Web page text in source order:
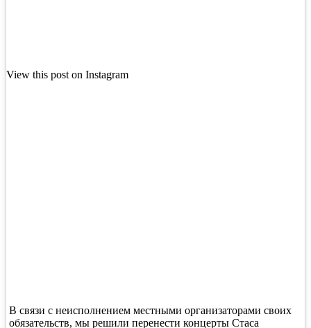
View this post on Instagram
В связи с неисполнением местными организаторами своих
обязательств, мы решили перенести концерты Стаса